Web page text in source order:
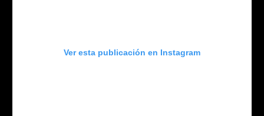
Ver esta publicación en Instagram